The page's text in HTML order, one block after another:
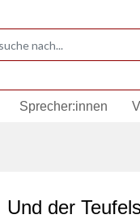
Sprecher:innen
Und der